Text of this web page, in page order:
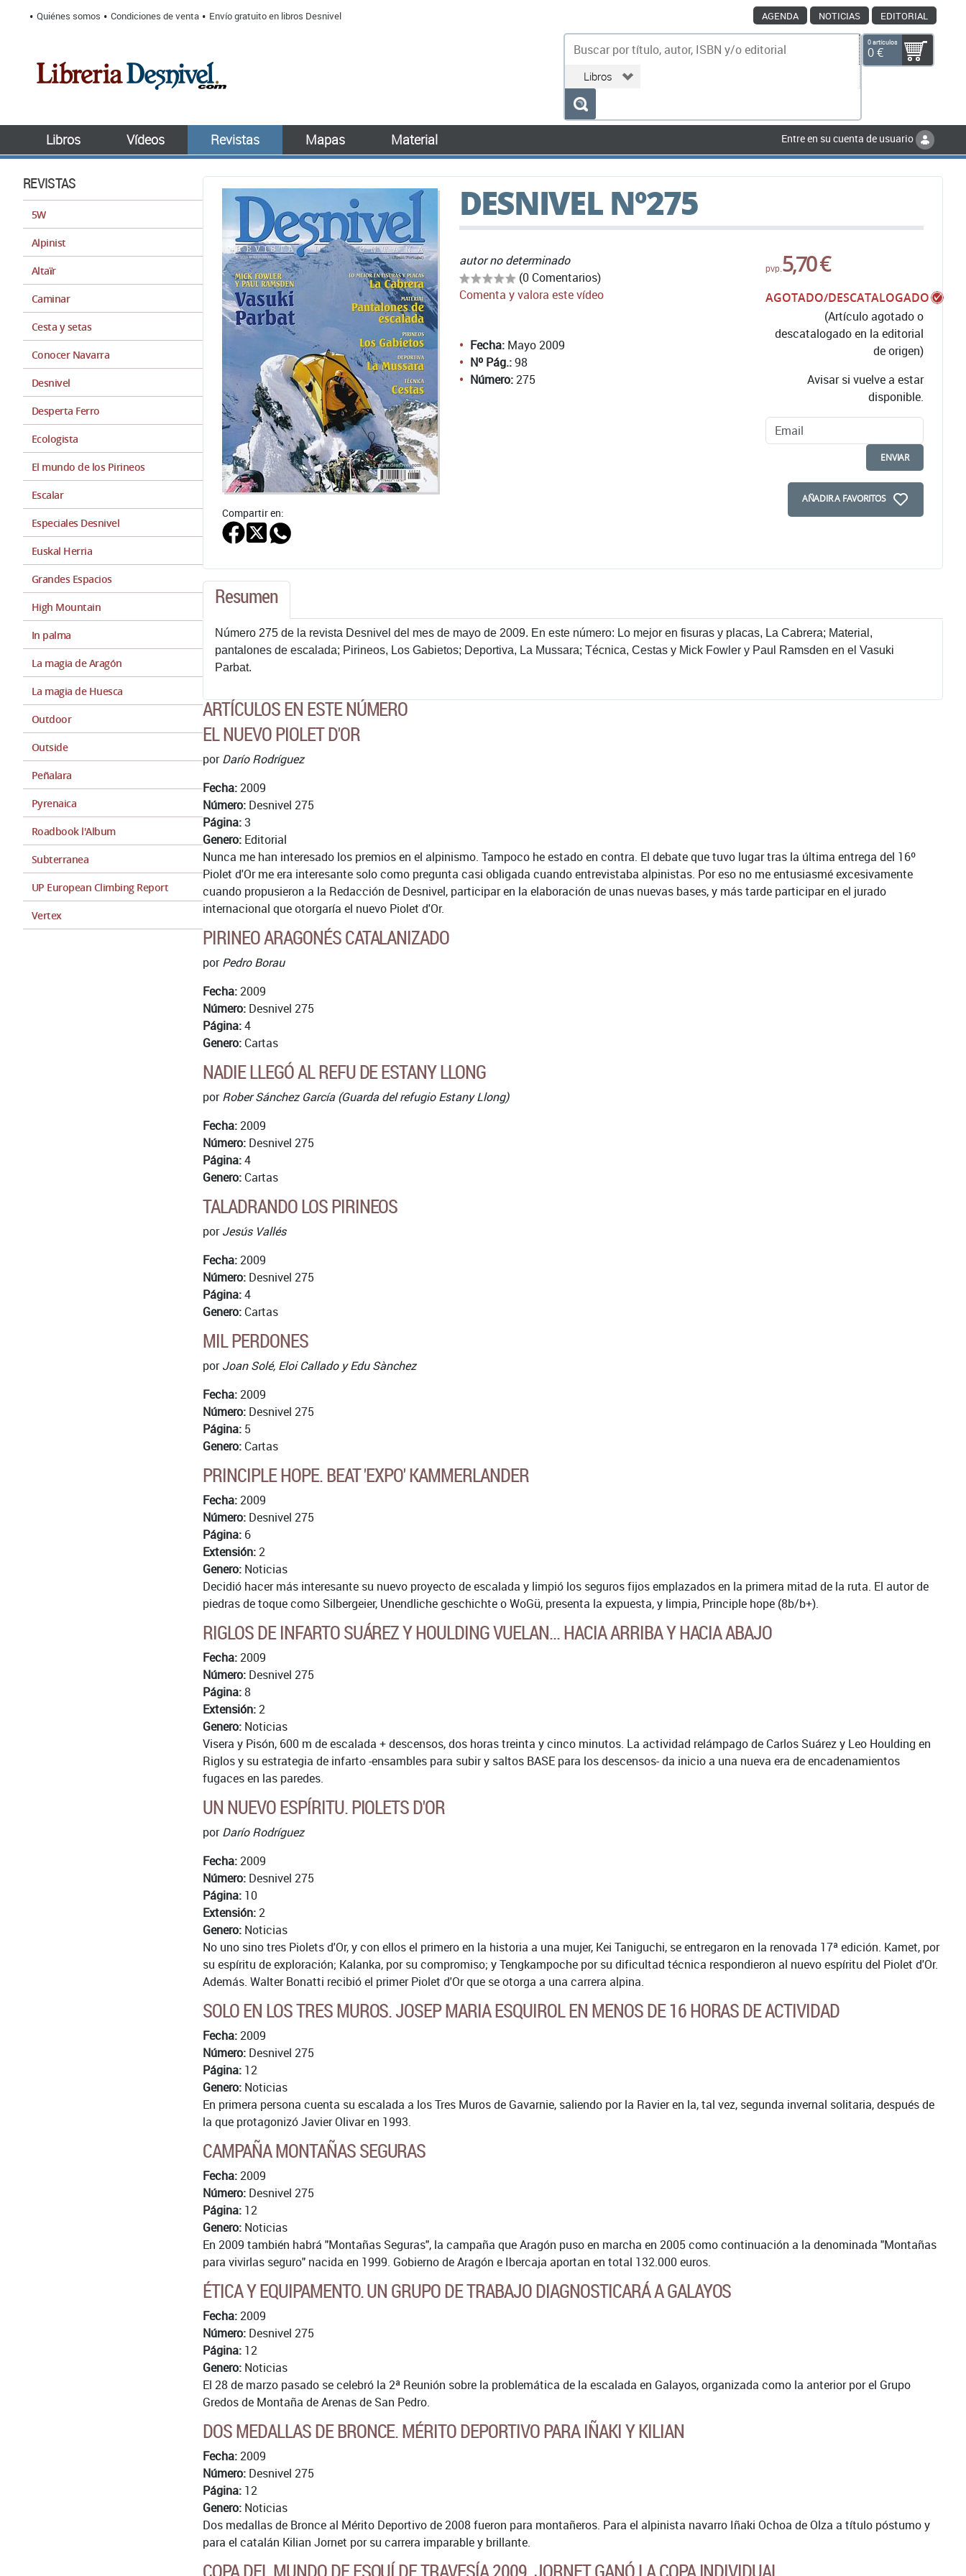
Quiénes somos Condiciones de venta Envío gratuito en libros Desnivel AGENDA NOTICIAS EDITORIAL
0 artículos
0 €
Libros Vídeos Revistas Mapas Material Entre en su cuenta de usuario
REVISTAS
5W
Alpinist
Altaïr
Caminar
Cesta y setas
Conocer Navarra
Desnivel
Desperta Ferro
Ecologista
El mundo de los Pirineos
Escalar
Especiales Desnivel
Euskal Herria
Grandes Espacios
High Mountain
In palma
La magia de Aragón
La magia de Huesca
Outdoor
Outside
Peñalara
Pyrenaica
Roadbook l'Album
Subterranea
UP European Climbing Report
Vertex
DESNIVEL Nº275
Compartir en:
autor no determinado
(0 Comentarios)
Comenta y valora este vídeo
pvp.5,70 €
AGOTADO/DESCATALOGADO
(Artículo agotado o
descatalogado en la editorial
de origen)
Avisar si vuelve a estar
disponible.
ENVIAR
AÑADIR A FAVORITOS
Fecha: Mayo 2009
Nº Pág.:98
Número:275
Resumen
Número 275 de la revista Desnivel del mes de mayo de 2009. En este número: Lo mejor en fisuras y placas, La Cabrera; Material,
pantalones de escalada; Pirineos, Los Gabietos; Deportiva, La Mussara; Técnica, Cestas y Mick Fowler y Paul Ramsden en el Vasuki
Parbat.
ARTÍCULOS EN ESTE NÚMERO
EL NUEVO PIOLET D'OR
porDarío Rodríguez
Fecha:2009
Número: Desnivel 275
Página:3
Genero: Editorial
Nunca me han interesado los premios en el alpinismo. Tampoco he estado en contra. El debate que tuvo lugar tras la última entrega del 16º
Piolet d'Or me era interesante solo como pregunta casi obligada cuando entrevistaba alpinistas. Por eso no me entusiasmé excesivamente
cuando propusieron a la Redacción de Desnivel, participar en la elaboración de unas nuevas bases, y más tarde participar en el jurado
internacional que otorgaría el nuevo Piolet d'Or.
PIRINEO ARAGONÉS CATALANIZADO
porPedro Borau
Fecha:2009
Número: Desnivel 275
Página:4
Genero: Cartas
NADIE LLEGÓ AL REFU DE ESTANY LLONG
porRober Sánchez García (Guarda del refugio Estany Llong)
Fecha:2009
Número: Desnivel 275
Página:4
Genero: Cartas
TALADRANDO LOS PIRINEOS
porJesús Vallés
Fecha:2009
Número: Desnivel 275
Página:4
Genero: Cartas
MIL PERDONES
porJoan Solé, Eloi Callado y Edu Sànchez
Fecha:2009
Número: Desnivel 275
Página: 5
Genero: Cartas
PRINCIPLE HOPE. BEAT 'EXPO' KAMMERLANDER
Fecha:2009
Número: Desnivel 275
Página: 6
Extensión:2
Genero: Noticias
Decidió hacer más interesante su nuevo proyecto de escalada y limpió los seguros fijos emplazados en la primera mitad de la ruta. El autor de
piedras de toque como Silbergeier, Unendliche geschichte o WoGü, presenta la expuesta, y limpia, Principle hope (8b/b+).
RIGLOS DE INFARTO SUÁREZ Y HOULDING VUELAN... HACIA ARRIBA Y HACIA ABAJO
Fecha:2009
Número: Desnivel 275
Página:8
Extensión:2
Genero: Noticias
Visera y Pisón, 600 m de escalada + descensos, dos horas treinta y cinco minutos. La actividad relámpago de Carlos Suárez y Leo Houlding en
Riglos y su estrategia de infarto -ensambles para subir y saltos BASE para los descensos- da inicio a una nueva era de encadenamientos
fugaces en las paredes.
UN NUEVO ESPÍRITU. PIOLETS D'OR
porDarío Rodríguez
Fecha:2009
Número: Desnivel 275
Página: 10
Extensión:2
Genero: Noticias
No uno sino tres Piolets d'Or, y con ellos el primero en la historia a una mujer, Kei Taniguchi, se entregaron en la renovada 17ª edición. Kamet, por
su espíritu de exploración; Kalanka, por su compromiso; y Tengkampoche por su dificultad técnica respondieron al nuevo espíritu del Piolet d'Or.
Además. Walter Bonatti recibió el primer Piolet d'Or que se otorga a una carrera alpina.
SOLO EN LOS TRES MUROS. JOSEP MARIA ESQUIROL EN MENOS DE 16 HORAS DE ACTIVIDAD
Fecha:2009
Número: Desnivel 275
Página: 12
Genero: Noticias
En primera persona cuenta su escalada a los Tres Muros de Gavarnie, saliendo por la Ravier en la, tal vez, segunda invernal solitaria, después de
la que protagonizó Javier Olivar en 1993.
CAMPAÑA MONTAÑAS SEGURAS
Fecha:2009
Número: Desnivel 275
Página: 12
Genero: Noticias
En 2009 también habrá "Montañas Seguras", la campaña que Aragón puso en marcha en 2005 como continuación a la denominada "Montañas
para vivirlas seguro" nacida en 1999. Gobierno de Aragón e Ibercaja aportan en total 132.000 euros.
ÉTICA Y EQUIPAMENTO. UN GRUPO DE TRABAJO DIAGNOSTICARÁ A GALAYOS
Fecha:2009
Número: Desnivel 275
Página: 12
Genero: Noticias
El 28 de marzo pasado se celebró la 2ª Reunión sobre la problemática de la escalada en Galayos, organizada como la anterior por el Grupo
Gredos de Montaña de Arenas de San Pedro.
DOS MEDALLAS DE BRONCE. MÉRITO DEPORTIVO PARA IÑAKI Y KILIAN
Fecha:2009
Número: Desnivel 275
Página: 12
Genero: Noticias
Dos medallas de Bronce al Mérito Deportivo de 2008 fueron para montañeros. Para el alpinista navarro Iñaki Ochoa de Olza a título póstumo y
para el catalán Kilian Jornet por su carrera imparable y brillante.
COPA DEL MUNDO DE ESQUÍ DE TRAVESÍA 2009. JORNET GANÓ LA COPA INDIVIDUAL